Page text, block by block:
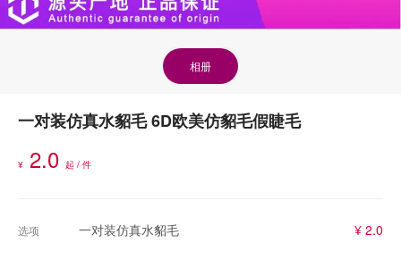
相册
一对装仿真水貂毛 6D欧美仿貂毛假睫毛
¥ 2.0 起 / 件
选项 一对装仿真水貂毛 ¥ 2.0